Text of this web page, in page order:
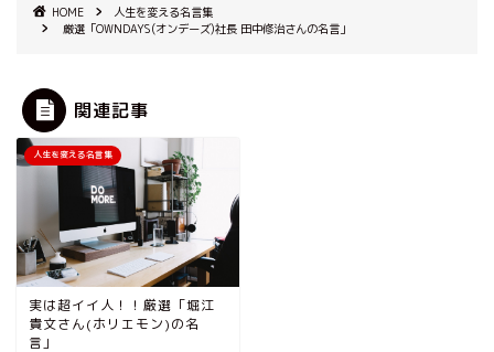
HOME
人生を変える名言集
厳選「OWNDAYS(オンデーズ)社長 田中修治さんの名言」
関連記事
人生を変える名言集
実は超イイ人！！厳選「堀江
貴文さん(ホリエモン)の名
言」